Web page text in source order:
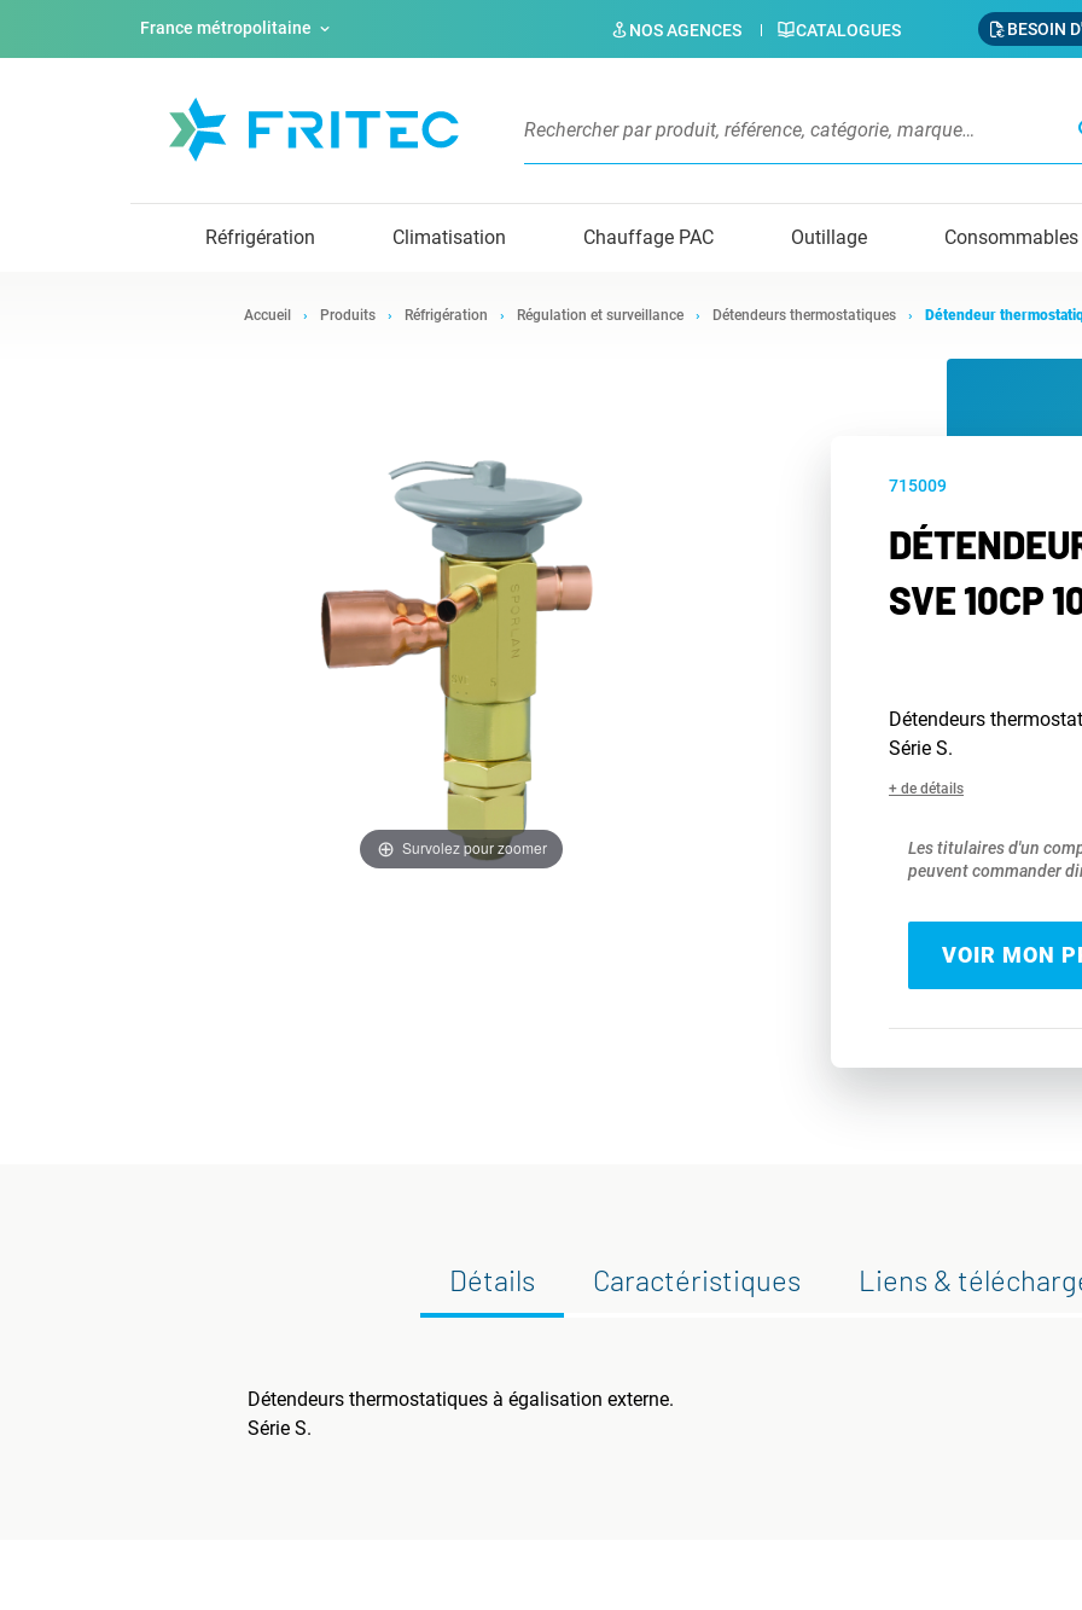
France métropolitaine NOS AGENCES CATALOGUES BESOIN
Réfrigération Climatisation Chauffage PAC Outillage Consommables
Accueil Produits Réfrigération Régulation et surveillance Détendeurs thermostatiques Détendeur
Survolez pour zoomer
715009
SVE 10CP
Détendeurs
Série S.
+ de détails
Les titulaires d'un
peuvent commander
VOIR MON
Détails Caractéristiques Liens &
Détendeurs thermostatiques à égalisation externe.
Série S.